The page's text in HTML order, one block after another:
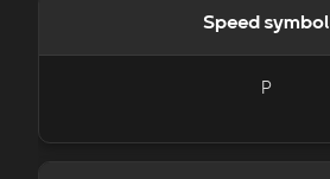
Speed symbol
P